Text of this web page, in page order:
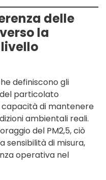
delle
la
definiscono gli
particolato
capacità di mantenere
ambientali reali.
del PM2,5, ciò
sensibilità di misura,
operativa nel